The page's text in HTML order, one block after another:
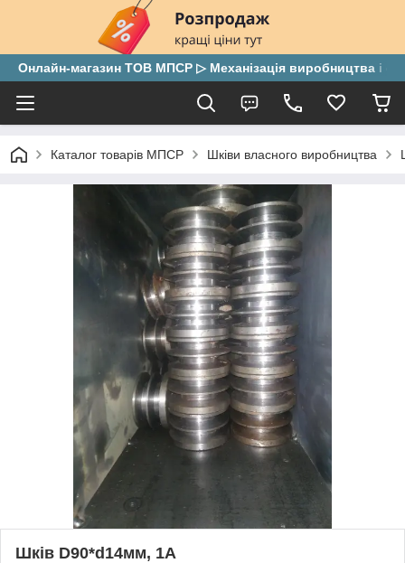
Онлайн-магазин ТОВ МПСР ▷ Механізація виробництва і
Каталог товарів МПСР Шківи власного виробництва
Шків D90*d14мм, 1А